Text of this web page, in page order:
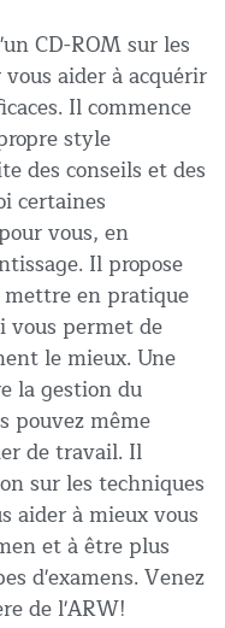
CD-ROM sur les
aider à acquérir
Il commence
style
des conseils et des
certaines
vous, en
Il propose
mettre en pratique
vous permet de
le mieux. Une
la gestion du
pouvez même
de travail. Il
sur les techniques
aider à mieux vous
et à être plus
d'examens. Venez
de l'ARW!